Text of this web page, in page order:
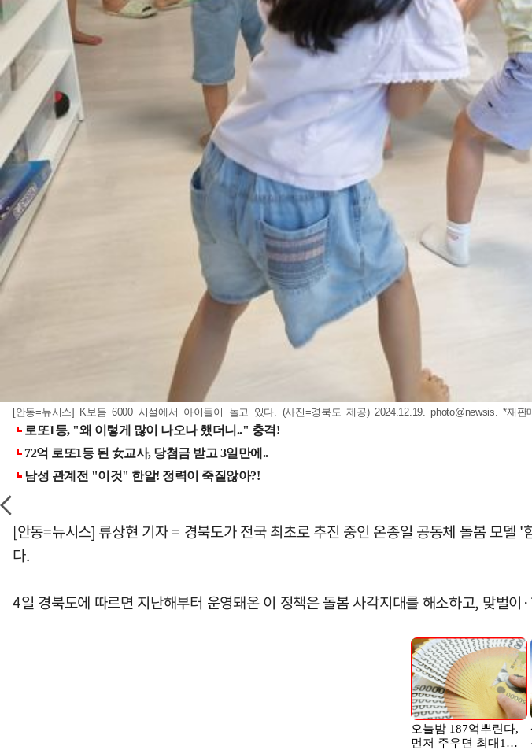
[안동=뉴시스] K보듬 6000 시설에서 아이들이 놀고 있다. (사진=경북도 제공) 2024.12.19. photo@newsis. *재
[안동=뉴시스] 류상현 기자 = 경북도가 전국 최초로 추진 중인 온종일 공동체 돌봄 모
다.
4일 경북도에 따르면 지난해부터 운영돼온 이 정책은 돌봄 사각지대를 해소하고, 맞벌